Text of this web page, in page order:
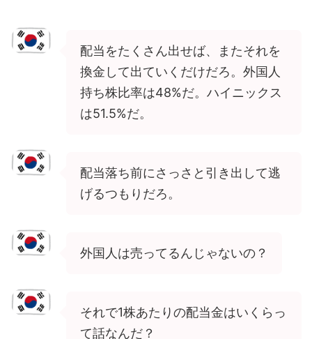
配当をたくさん出せば、またそれを
換金して出ていくだけだろ。外国人
持ち株比率は48%だ。ハイニックス
は51.5%だ。
配当落ち前にさっさと引き出して逃
げるつもりだろ。
外国人は売ってるんじゃないの？
それで1株あたりの配当金はいくらっ
て話なんだ？